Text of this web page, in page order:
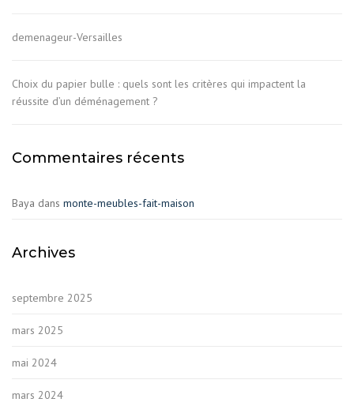
demenageur-Versailles
Choix du papier bulle : quels sont les critères qui impactent la
réussite d’un déménagement ?
Commentaires récents
Baya dans monte-meubles-fait-maison
Archives
septembre 2025
mars 2025
mai 2024
mars 2024